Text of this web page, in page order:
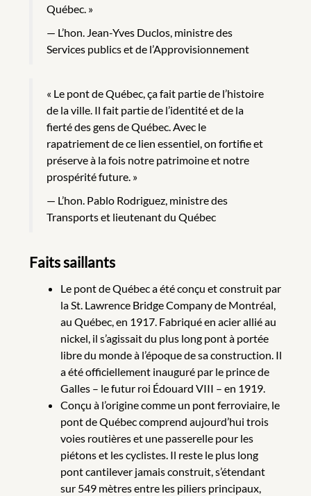
Québec. »
L’hon. Jean-Yves Duclos, ministre des
Services publics et de l’Approvisionnement
« Le pont de Québec, ça fait partie de l’histoire
de la ville. Il fait partie de l’identité et de la
fierté des gens de Québec. Avec le
rapatriement de ce lien essentiel, on fortifie et
préserve à la fois notre patrimoine et notre
prospérité future. »
L’hon. Pablo Rodriguez, ministre des
Transports et lieutenant du Québec
Faits saillants
Le pont de Québec a été conçu et construit par
la St. Lawrence Bridge Company de Montréal,
au Québec, en 1917. Fabriqué en acier allié au
nickel, il s’agissait du plus long pont à portée
libre du monde à l’époque de sa construction. Il
a été officiellement inauguré par le prince de
Galles – le futur roi Édouard VIII – en 1919.
Conçu à l’origine comme un pont ferroviaire, le
pont de Québec comprend aujourd’hui trois
voies routières et une passerelle pour les
piétons et les cyclistes. Il reste le plus long
pont cantilever jamais construit, s’étendant
sur 549 mètres entre les piliers principaux,